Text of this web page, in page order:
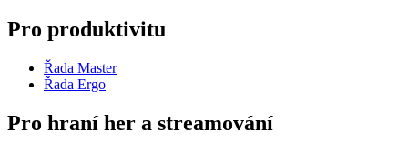
Pro produktivitu
Řada Master
Řada Ergo
Pro hraní her a streamování